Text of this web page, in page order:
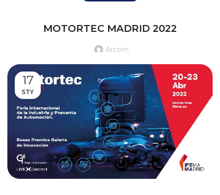
MOTORTEC MADRID 2022
Arcom
17
STY